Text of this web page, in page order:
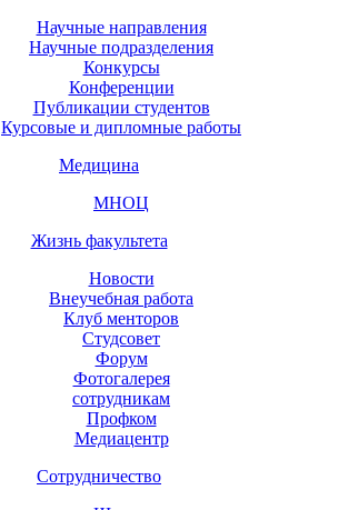
Научные направления
Научные подразделения
Конкурсы
Конференции
Публикации студентов
Курсовые и дипломные работы
Медицина
МНОЦ
Жизнь факультета
Новости
Внеучебная работа
Клуб менторов
Студсовет
Форум
Фотогалерея
сотрудникам
Профком
Медиацентр
Сотрудничество